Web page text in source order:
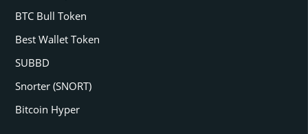
BTC Bull Token
Best Wallet Token
SUBBD
Snorter (SNORT)
Bitcoin Hyper